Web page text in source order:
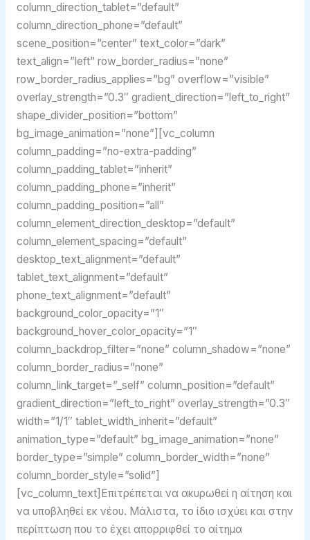
column_direction_tablet=”default”
column_direction_phone=”default”
scene_position=”center” text_color=”dark”
text_align=”left” row_border_radius=”none”
row_border_radius_applies=”bg” overflow=”visible”
overlay_strength=”0.3″ gradient_direction=”left_to_right”
shape_divider_position=”bottom”
bg_image_animation=”none”][vc_column
column_padding=”no-extra-padding”
column_padding_tablet=”inherit”
column_padding_phone=”inherit”
column_padding_position=”all”
column_element_direction_desktop=”default”
column_element_spacing=”default”
desktop_text_alignment=”default”
tablet_text_alignment=”default”
phone_text_alignment=”default”
background_color_opacity=”1″
background_hover_color_opacity=”1″
column_backdrop_filter=”none” column_shadow=”none”
column_border_radius=”none”
column_link_target=”_self” column_position=”default”
gradient_direction=”left_to_right” overlay_strength=”0.3″
width=”1/1″ tablet_width_inherit=”default”
animation_type=”default” bg_image_animation=”none”
border_type=”simple” column_border_width=”none”
column_border_style=”solid”]
[vc_column_text]Επιτρέπεται να ακυρωθεί η αίτηση και
να υποβληθεί εκ νέου. Μάλιστα, το ίδιο ισχύει και στην
περίπτωση που το έχει απορριφθεί το αίτημα